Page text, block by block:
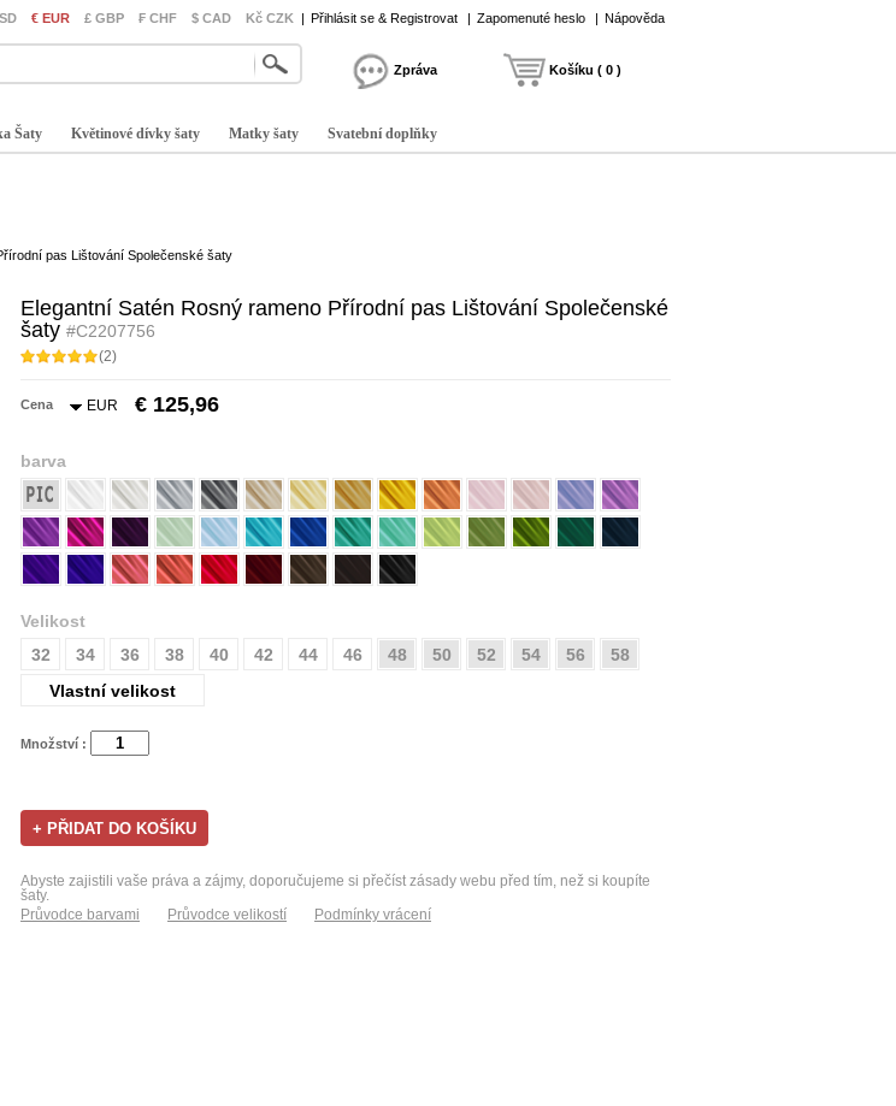
€ EUR £ GBP ₣ CHF $ CAD Kč CZK | Přihlásit se & Registrovat | Zapomenuté heslo | Nápověda
Zpráva Košíku ( 0 )
Šaty Květinové dívky šaty Matky šaty Svatební doplňky
pas Lištování Společenské šaty
Elegantní Satén Rosný rameno Přírodní pas Lištování Společenské
šaty #C2207756
(2)
Cena EUR € 125,96
barva
Velikost
32
34 36 38 40 42 44 46 48 50 52 54 56
58
Vlastní velikost
Množství :
Abyste zajistili vaše práva a zájmy, doporučujeme si přečíst zásady webu před tím, než si koupíte
šaty.
Průvodce barvami
Průvodce velikostí Podmínky vrácení